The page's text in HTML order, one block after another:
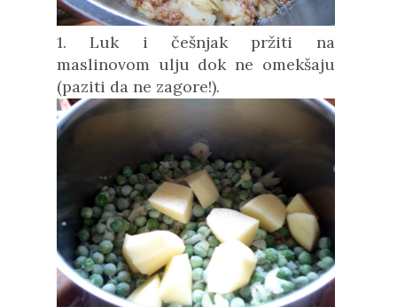
1. Luk i češnjak pržiti na
maslinovom ulju dok ne omekšaju
(paziti da ne zagore!).